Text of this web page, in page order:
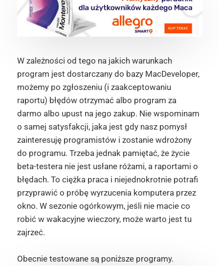
W zależności od tego na jakich warunkach
program jest dostarczany do bazy MacDeveloper,
możemy po zgłoszeniu (i zaakceptowaniu
raportu) błędów otrzymać albo program za
darmo albo upust na jego zakup. Nie wspominam
o samej satysfakcji, jaka jest gdy nasz pomysł
zainteresuję programistów i zostanie wdrożony
do programu. Trzeba jednak pamiętać, że życie
beta-testera nie jest usłane różami, a raportami o
błędach. To ciężka praca i niejednokrotnie potrafi
przyprawić o próbę wyrzucenia komputera przez
okno. W sezonie ogórkowym, jeśli nie macie co
robić w wakacyjne wieczory, może warto jest tu
zajrzeć.
Obecnie testowane są poniższe programy.